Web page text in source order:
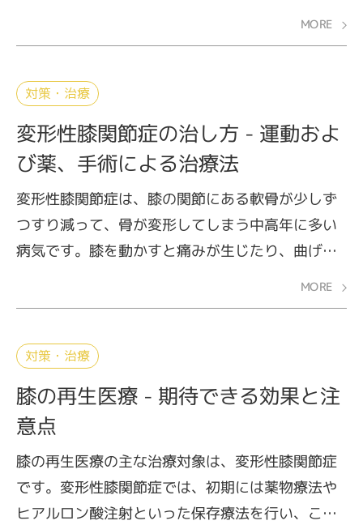
してしまい、ますます動かしにくくなります。そ
うならないためにも、運動で膝関節の周りにある
を支える筋肉である大腿四頭筋（だいたいしとう
きん）、前脛骨筋（ぜんけいこつきん）、腓腹筋
（ひふくきん）のストレッチ方法をご紹介しま
す。
MORE
対策・治療
変形性膝関節症の治し方 - 運動およ
び薬、手術による治療法
変形性膝関節症は、膝の関節にある軟骨が少しず
つすり減って、骨が変形してしまう中高年に多い
病気です。膝を動かすと痛みが生じたり、曲げ伸
ばしが難しくなったりして、最終的には歩くのも
困難になります。変形性膝関節症は少しずつ進行
変形性膝関節症の治療法には大きく分けて、手術
をせずに運動や薬で症状を緩和させる保存療法と
手術療法の2種類があります。まず取り組みたいの
が、保存療法にあたる運動療法とつらい痛みへの
対症療法の基本となる薬物療法です。保存療法を
2〜3ヵ月続けても効果がなく、さらに膝の痛みや
変形が悪化している場合は、手術療法が行われま
MORE
対策・治療
膝の再生医療 - 期待できる効果と注
意点
膝の再生医療の主な治療対象は、変形性膝関節症
です。変形性膝関節症では、初期には薬物療法や
ヒアルロン酸注射といった保存療法を行い、これ